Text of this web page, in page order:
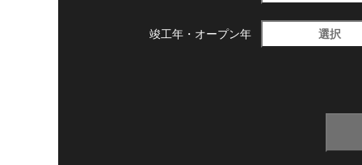
竣工年・ オープン年 選択